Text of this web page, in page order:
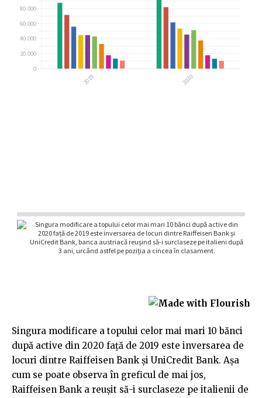
Singura modificare a topului celor mai mari 10 bănci
după active din 2020 față de 2019 este inversarea de
locuri dintre Raiffeisen Bank și UniCredit Bank. Așa
cum se poate observa în greficul de mai jos,
Raiffeisen Bank a reușit să-i surclaseze pe italienii de